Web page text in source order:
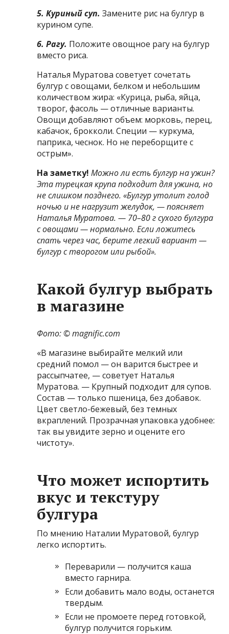
5. Куриный суп.Замените рис на булгур в
курином супе.
6. Рагу. Положите овощное рагу на булгур
вместо риса.
Наталья Муратова советует сочетать
булгур с овощами, белком и небольшим
количеством жира: «Курица, рыба, яйца,
творог, фасоль — отличные варианты.
Овощи добавляют объем: морковь, перец,
кабачок, брокколи. Специи — куркума,
паприка, чеснок. Но не переборщите с
острым».
На заметку!Можно ли есть булгур на ужин?
Эта турецкая крупаподходит для ужина, но
не слишком позднего. «Булгур утолит голод
ночью и не нагрузит желудок, — поясняет
Наталья Муратова. — 70–80 г сухого булгура
с овощами — нормально. Если ложитесь
спать через час, берите легкий вариант —
булгур с творогом или рыбой».
Какой булгур выбрать
в магазине
Фото: © magnific.com
«В магазине выбирайте мелкий или
средний помол — он варится быстрее и
рассыпчатее, — советует Наталья
Муратова. — Крупный подходит для супов.
Состав — только пшеница, без добавок.
Цвет светло-бежевый, без темных
вкраплений. Прозрачная упаковка удобнее:
так вы увидите зерно и оцените его
чистоту».
Что может испортить
вкус и текстуру
булгура
По мнению Наталии Муратовой, булгур
легко испортить.
Переварили — получится каша
вместо гарнира.
Если добавить мало воды, останется
твердым.
Если не промоете перед готовкой,
булгур получится горьким.